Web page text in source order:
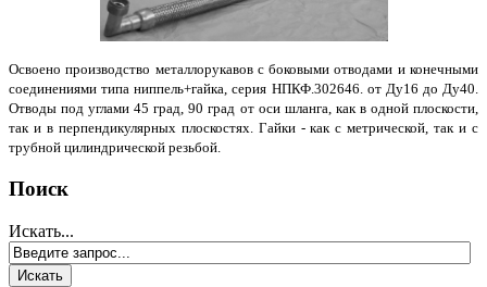
Освоено производство металлорукавов с боковыми отводами и конечными
соединениями типа ниппель+гайка, серия НПКФ.302646. от Ду16 до Ду40.
Отводы под углами 45 град, 90 град от оси шланга, как в одной плоскости,
так и в перпендикулярных плоскостях. Гайки - как с метрической, так и с
трубной цилиндрической резьбой.
Поиск
Искать...